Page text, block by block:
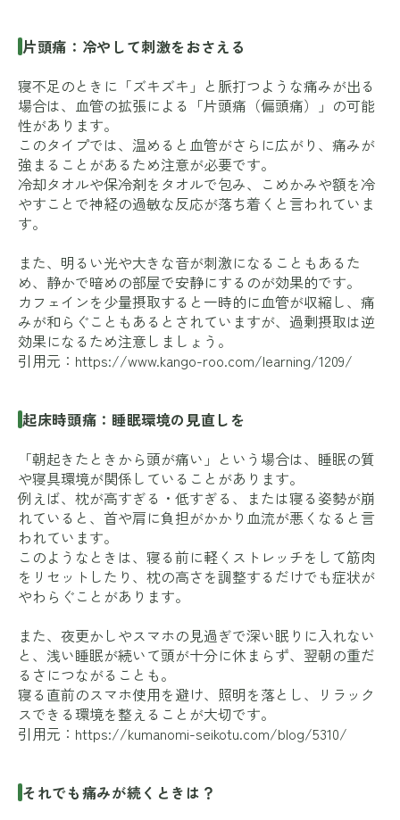
片頭痛：冷やして刺激をおさえる
寝不足のときに「ズキズキ」と脈打つような痛みが出る
場合は、血管の拡張による「片頭痛（偏頭痛）」の可能
性があります。
このタイプでは、温めると血管がさらに広がり、痛みが
強まることがあるため注意が必要です。
冷却タオルや保冷剤をタオルで包み、こめかみや額を冷
やすことで神経の過敏な反応が落ち着くと言われていま
す。
また、明るい光や大きな音が刺激になることもあるた
め、静かで暗めの部屋で安静にするのが効果的です。
カフェインを少量摂取すると一時的に血管が収縮し、痛
みが和らぐこともあるとされていますが、過剰摂取は逆
効果になるため注意しましょう。
引用元： https://www.kango-roo.com/learning/1209/
起床時頭痛：睡眠環境の見直しを
「朝起きたときから頭が痛い」という場合は、睡眠の質
や寝具環境が関係していることがあります。
例えば、枕が高すぎる・低すぎる、または寝る姿勢が崩
れていると、首や肩に負担がかかり血流が悪くなると言
われています。
このようなときは、寝る前に軽くストレッチをして筋肉
をリセットしたり、枕の高さを調整するだけでも症状が
やわらぐことがあります。
また、夜更かしやスマホの見過ぎで深い眠りに入れない
と、浅い睡眠が続いて頭が十分に休まらず、翌朝の重だ
るさにつながることも。
寝る直前のスマホ使用を避け、照明を落とし、リラック
スできる環境を整えることが大切です。
引用元： https://kumanomi-seikotu.com/blog/5310/
それでも痛みが続くときは？